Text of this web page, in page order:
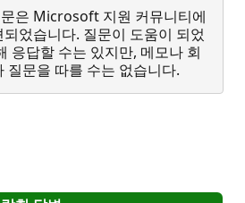
은 Microsoft 지원 커뮤니티에
었습니다. 질문이 도움이 되었
응답할 수는 있지만, 메모나 회
질문을 따를 수는 없습니다.